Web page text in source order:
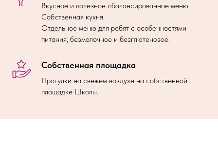
Вкусное и полезное сбалансированное меню.
Собственная кухня.
Отдельное меню для ребят с особенностями
питания, безмолочное и безглютеновое.
Собственная площадка
Прогулки на свежем воздухе на собственной
площадке Школы.